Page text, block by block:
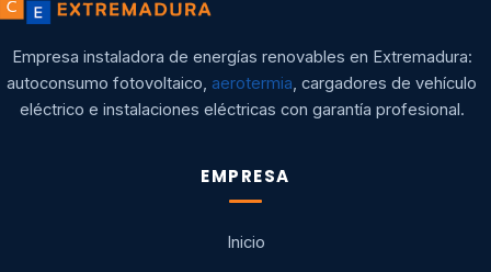
Empresa instaladora de energías renovables en Extremadura:
autoconsumo fotovoltaico,aerotermia, cargadores de vehículo
eléctrico e instalaciones eléctricas con garantía profesional.
EMPRESA
Inicio